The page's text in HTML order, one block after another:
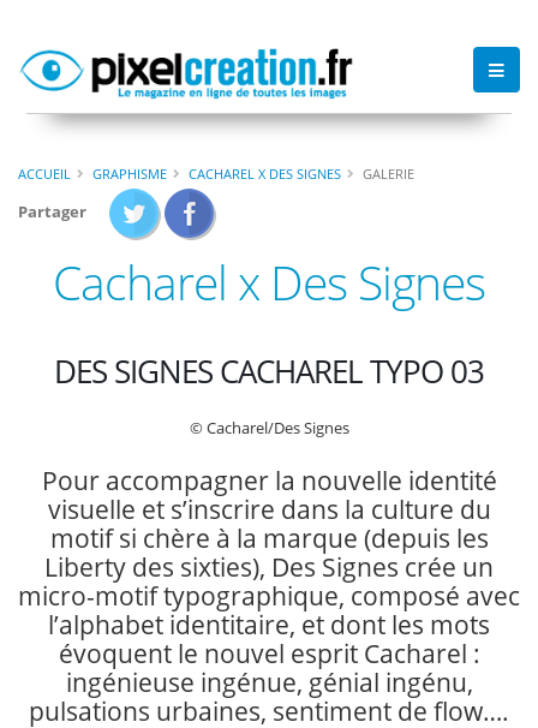
ACCUEIL GRAPHISME CACHAREL X DES SIGNES GALERIE
Partager
Cacharel x Des Signes
DES SIGNES CACHAREL TYPO 03
© Cacharel/Des Signes
Pour accompagner la nouvelle identité
visuelle et s’inscrire dans la culture du
motif si chère à la marque (depuis les
Liberty des sixties), Des Signes crée un
micro-motif typographique, composé avec
l’alphabet identitaire, et dont les mots
évoquent le nouvel esprit Cacharel :
ingénieuse ingénue, génial ingénu,
pulsations urbaines, sentiment de flow….